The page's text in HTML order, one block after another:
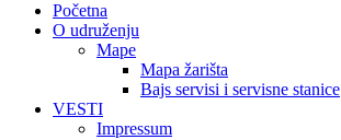
Početna
O udruženju
Mape
Mapa žarišta
Bajs servisi i servisne stanice
VESTI
Impressum